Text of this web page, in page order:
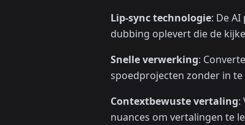
Lip-sync technologie: De
dubbing oplevert die de
Snelle verwerking:
spoedprojecten zonder in
Contextbewuste vertaling:
nuances om vertalingen te